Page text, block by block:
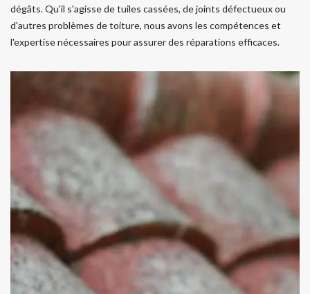
dégâts. Qu'il s'agisse de tuiles cassées, de joints défectueux ou
d'autres problèmes de toiture, nous avons les compétences et
l'expertise nécessaires pour assurer des réparations efficaces.